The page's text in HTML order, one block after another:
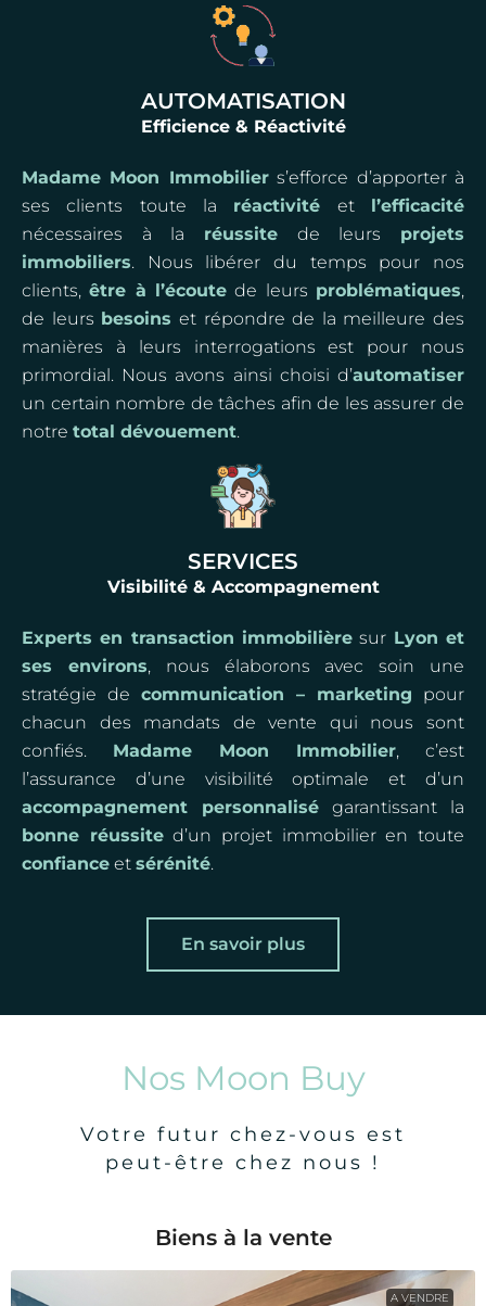
AUTOMATISATION
Efficience & Réactivité
Madame Moon Immobiliers’efforce d’apporter à
ses clients toute la réactivité et l’efficacité
nécessaires à la réussite de leurs projets
immobiliers. Nous libérer du temps pour nos
clients,être à l’écoute de leurs problématiques,
de leurs besoins et répondre de la meilleure des
manières à leurs interrogations est pour nous
primordial. Nous avons ainsi choisi d’automatiser
un certain nombre de tâches afin de les assurer de
notre total dévouement.
SERVICES
Visibilité & Accompagnement
Experts en transaction immobilière sur Lyon et
ses environs, nous élaborons avec soin une
stratégie de communication – marketing pour
chacun des mandats de vente qui nous sont
confiés. Madame Moon Immobilier, c’est
l’assurance d’une visibilité optimale et d’un
accompagnement personnalisé garantissant la
bonne réussited’un projet immobilier en toute
confiance et sérénité.
En savoir plus
Nos Moon Buy
Votre futur chez-vous est
peut-être chez nous !
Biens à la vente
A VENDRE